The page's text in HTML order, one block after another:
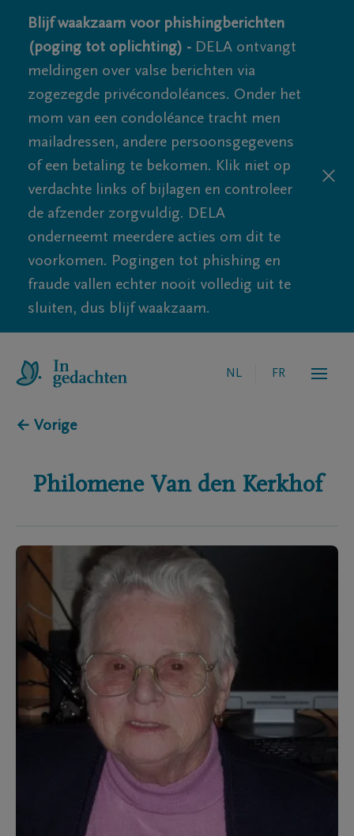
Blijf waakzaam voor phishingberichten
(poging tot oplichting) - DELA ontvangt
meldingen over valse berichten via
zogezegde privécondoléances. Onder het
mom van een condoléance tracht men
mailadressen, andere persoonsgegevens
of een betaling te bekomen. Klik niet op
verdachte links of bijlagen en controleer
de afzender zorgvuldig. DELA
onderneemt meerdere acties om dit te
voorkomen. Pogingen tot phishing en
fraude vallen echter nooit volledig uit te
sluiten, dus blijf waakzaam.
NL FR
← Vorige
Philomene Van den Kerkhof